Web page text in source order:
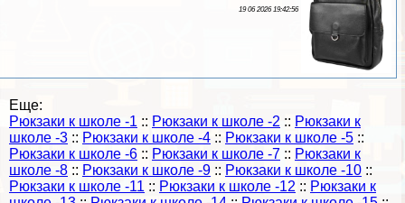
19 06 2026 19:42:56
Еще:
Рюкзаки к школе -1 :: Рюкзаки к школе -2 :: Рюкзаки к
школе -3 :: Рюкзаки к школе -4 :: Рюкзаки к школе -5 ::
Рюкзаки к школе -6 :: Рюкзаки к школе -7 :: Рюкзаки к
школе -8 :: Рюкзаки к школе -9 :: Рюкзаки к школе -10 ::
Рюкзаки к школе -11 :: Рюкзаки к школе -12 :: Рюкзаки к